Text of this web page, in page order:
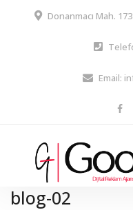
Donanmacı Mah.
Email:
blog-02